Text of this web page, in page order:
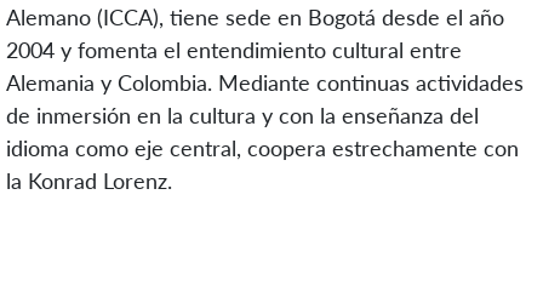
Alemano (ICCA), tiene sede en Bogotá desde el año
2004 y fomenta el entendimiento cultural entre
Alemania y Colombia. Mediante continuas actividades
de inmersión en la cultura y con la enseñanza del
idioma como eje central, coopera estrechamente con
la Konrad Lorenz.